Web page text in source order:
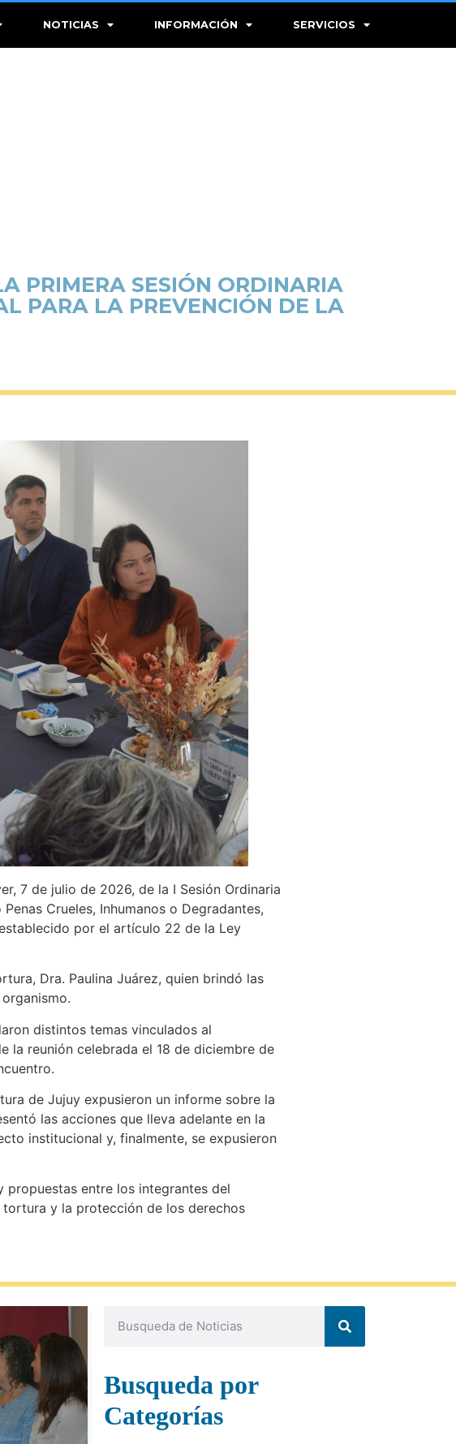
NOTICIAS INFORMACIÓN SERVICIOS
PRIMERA SESIÓN ORDINARIA
PARA LA PREVENCIÓN DE LA
7 de julio de 2026, de la I Sesión Ordinaria
Crueles, Inhumanos o Degradantes,
por el artículo 22 de la Ley
Dra. Paulina Juárez, quien brindó las
distintos temas vinculados al
la reunión celebrada el 18 de diciembre de
de Jujuy expusieron un informe sobre la
las acciones que lleva adelante en la
institucional y, finalmente, se expusieron
propuestas entre los integrantes del
y la protección de los derechos
Busqueda por
Categorías